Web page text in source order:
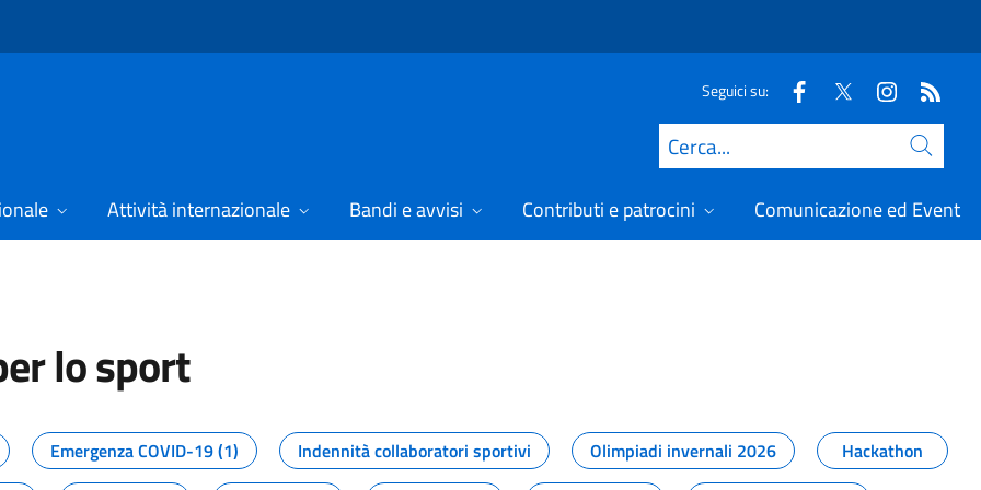
Seguici su:
Cerca
Attività internazionale Bandi e avvisi Contributi e patrocini Comunicazione ed Eventi
lo sport
dal Dipartimento per lo sport
Emergenza COVID-19 (1) Indennità collaboratori sportivi Olimpiadi invernali 2026
Hackathon